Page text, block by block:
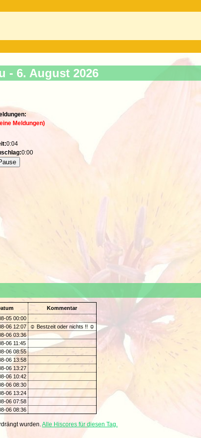
- 6. August 2026
Meldungen)
0:05
0:00
Kommentar
05 00:00
06 12:07
☺ Bestzeit oder nichts !! ☺
06 03:36
06 11:45
06 08:55
06 13:58
06 13:27
06 10:42
06 08:30
06 13:24
06 07:58
06 08:36
wurden.Alle Hiscores für diesen Tag.